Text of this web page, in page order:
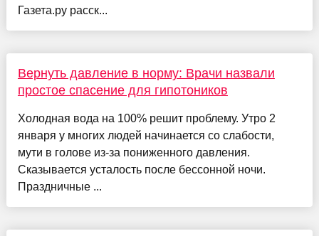
Газета.ру расск...
Вернуть давление в норму: Врачи назвали
простое спасение для гипотоников
Холодная вода на 100% решит проблему. Утро 2
января у многих людей начинается со слабости,
мути в голове из-за пониженного давления.
Сказывается усталость после бессонной ночи.
Праздничные ...